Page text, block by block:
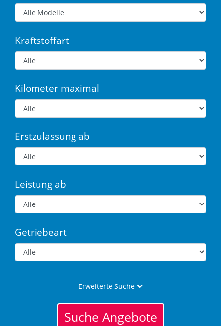
Kraftstoffart
Kilometer maximal
Erstzulassung ab
Leistung ab
Getriebeart
Erweiterte Suche
Suche Angebote